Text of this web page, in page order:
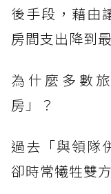
後手段，藉由
房間支出降到
為什麼多數
房」？
過去「與領隊
卻時常犧牲雙